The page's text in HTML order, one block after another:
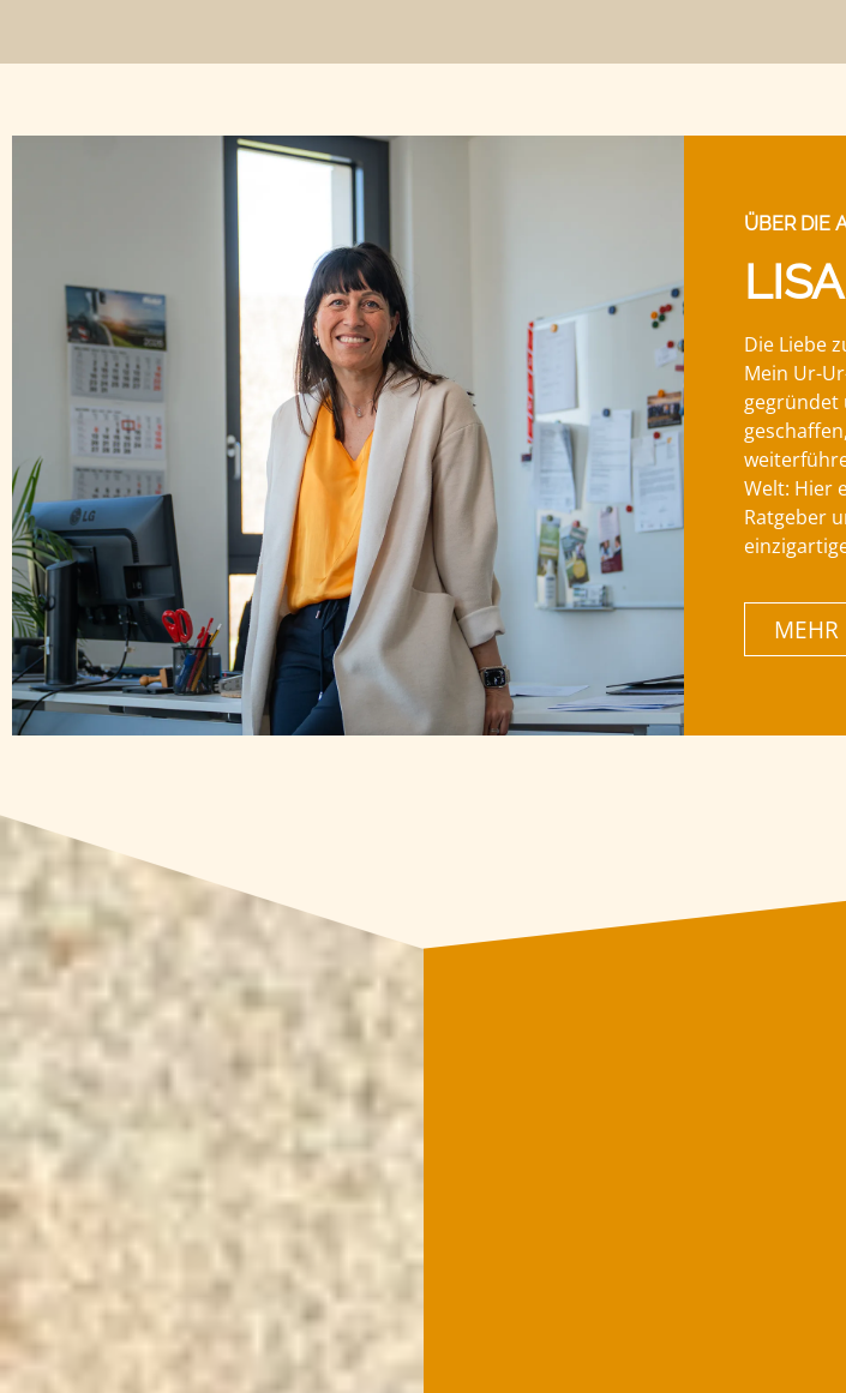
ÜBER DIE
Die Liebe
Mein Ur-
gegründet
Welt: Hier
Ratgeber
MEHR